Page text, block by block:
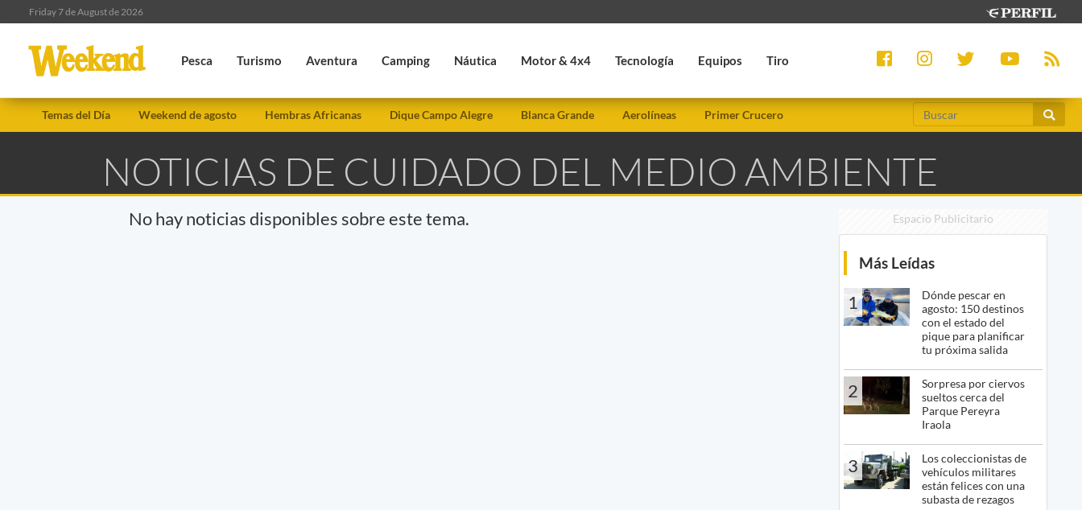
Friday 7 de August de 2026
Pesca Turismo Aventura Camping Náutica Motor & 4x4 Tecnología Equipos Tiro
Temas del Día Weekend de agosto Hembras Africanas Dique Campo Alegre Blanca Grande Aerolíneas Primer Crucero
NOTICIAS DE CUIDADO DEL MEDIO AMBIENTE
No hay noticias disponibles sobre este tema. Espacio Publicitario
Más Leídas
1
Dónde pescar en
agosto: 150 destinos
con el estado del
pique para planificar
tu próxima salida
2
Sorpresa por ciervos
sueltos cerca del
Parque Pereyra
Iraola
3
Los coleccionistas de
vehículos militares
están felices con una
subasta de rezagos